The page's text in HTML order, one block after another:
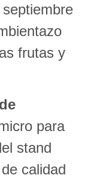
frutas y
para
stand
calidad